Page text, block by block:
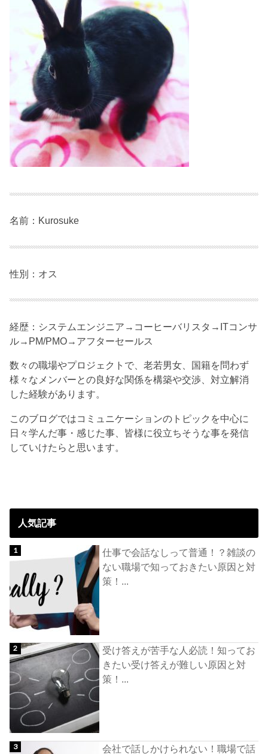
名前：Kurosuke
性別：オス
経歴：システムエンジニア→コーヒーバリスタ→ITコンサ
ル→PM/PMO→アフターセールス
数々の職場やプロジェクトで、老若男女、国籍を問わず
様々なメンバーとの良好な関係を構築や交渉、対立解消
した経験があります。
このブログではコミュニケーションのトピックを中心に
日々学んだ事・感じた事、皆様に役立ちそうな事を発信
していけたらと思います。
人気記事
仕事で会話なしって普通！？雑談の
ない職場で知っておきたい原因と対
策！...
受け答えが苦手な人必読！知ってお
きたい受け答えが難しい原因と対
策！...
会社で話しかけられない！職場で話